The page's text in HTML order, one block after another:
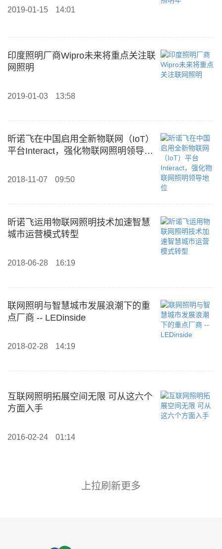
2019-01-15 14:01
印度照明厂商Wipro未来将重点关注联
网照明
2019-01-03 13:58
昕诺飞在中国启用全新物联网（IoT）
平台Interact，强化物联网照明领导地
2018-11-07 09:50
昕诺飞运用物联网照明技术加速智慧
城市运营模式转型
2018-06-28 16:19
联网照明与智慧城市发展浪潮下的重
点厂商 -- LEDinside
2018-02-28 14:19
互联网照明拓展空间无限 可从这六个
方面入手
2016-02-24 01:14
上拉刷新更多